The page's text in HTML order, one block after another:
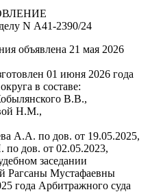
N А41-2390/24
объявлена 21 мая 2026
01 июня 2026 года
в составе:
В.В.,
Н.М.,
А.А. по дов. от 19.05.2025,
дов. от 02.05.2023,
заседании
Рагсаны Мустафаевны
года Арбитражного суда